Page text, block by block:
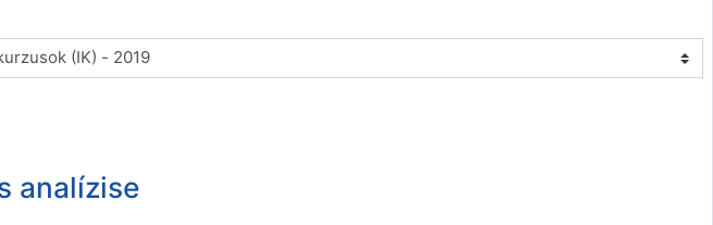
analízise